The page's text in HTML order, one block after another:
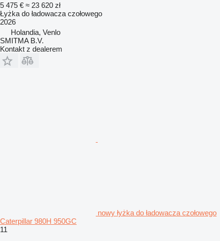
5 475 € ≈ 23 620 zł
Łyżka do ładowacza czołowego
2026
Holandia, Venlo
SMITMA B.V.
Kontakt z dealerem
nowy łyżka do ładowacza czołowego
Caterpillar 980H 950GC
11